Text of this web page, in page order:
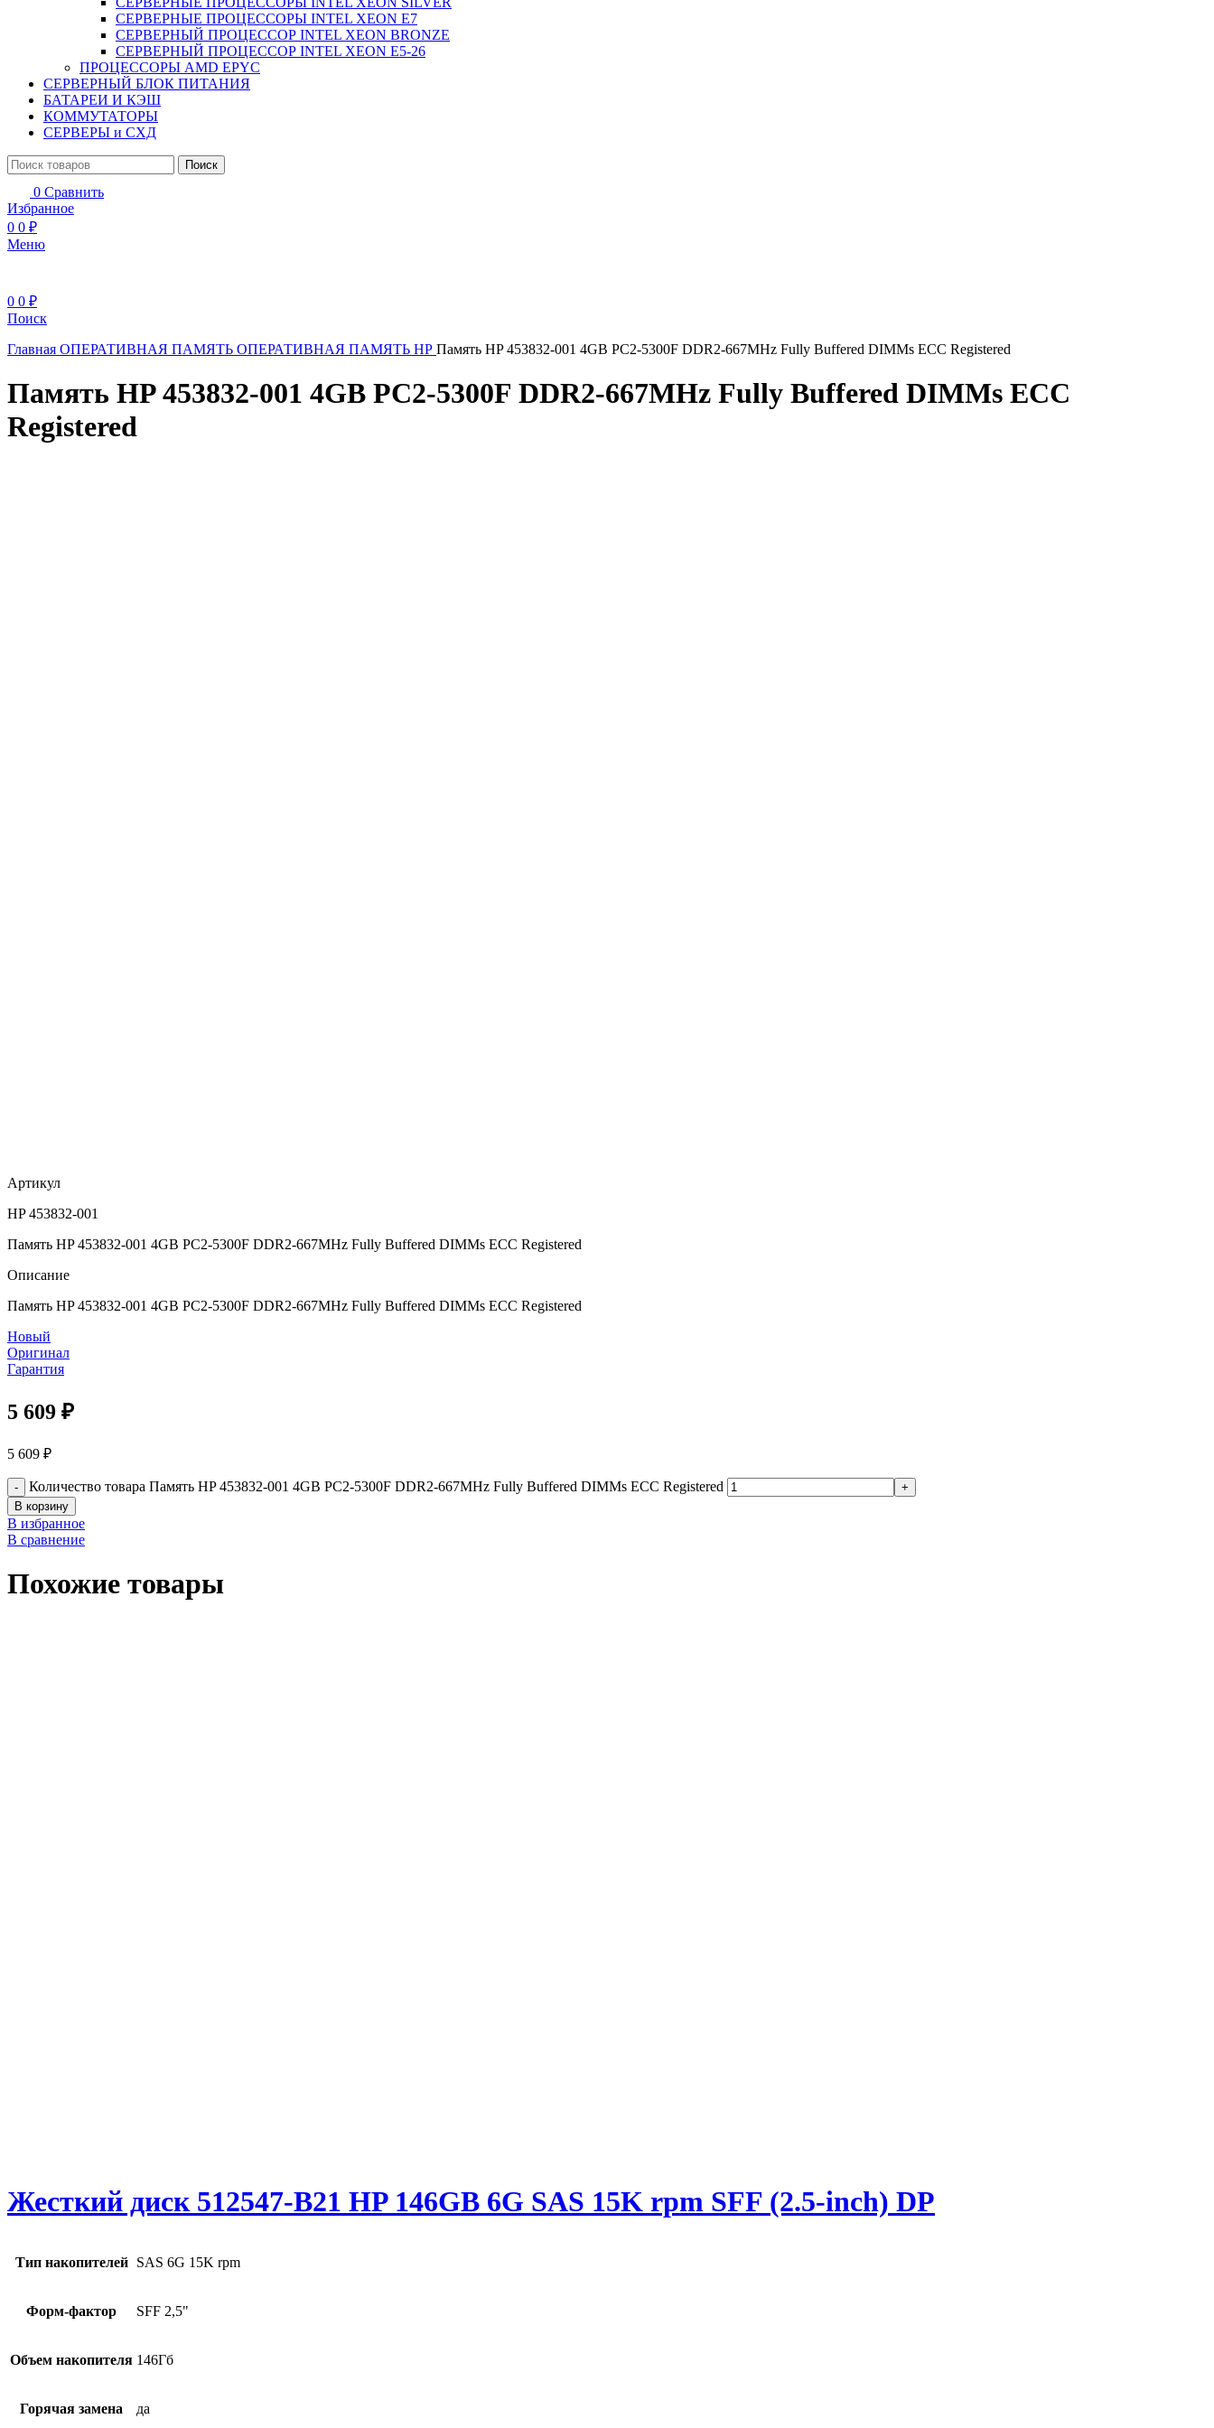
СЕРВЕРНЫЕ ПРОЦЕССОРЫ INTEL XEON Е7
СЕРВЕРНЫЙ ПРОЦЕССОР INTEL XEON BRONZE
СЕРВЕРНЫЙ ПРОЦЕССОР INTEL XEON Е5-26
ПРОЦЕССОРЫ AMD EPYC
СЕРВЕРНЫЙ БЛОК ПИТАНИЯ
БАТАРЕИ И КЭШ
КОММУТАТОРЫ
СЕРВЕРЫ и СХД
Поиск
0 Сравнить
Избранное
0 0 ₽
Меню
0 0 ₽
Поиск
Главная ОПЕРАТИВНАЯ ПАМЯТЬ ОПЕРАТИВНАЯ ПАМЯТЬ НР Память HP 453832-001 4GB PC2-5300F DDR2-667MHz Fully Buffered DIMMs ECC Registered
Память HP 453832-001 4GB PC2-5300F DDR2-667MHz Fully Buffered DIMMs ECC
Registered
Артикул
HP 453832-001
Память HP 453832-001 4GB PC2-5300F DDR2-667MHz Fully Buffered DIMMs ECC Registered
Описание
Память HP 453832-001 4GB PC2-5300F DDR2-667MHz Fully Buffered DIMMs ECC Registered
Новый
Оригинал
Гарантия
5 609 ₽
5 609 ₽
Количество товара Память HP 453832-001 4GB PC2-5300F DDR2-667MHz Fully Buffered DIMMs ECC Registered
В корзину
В избранное
В сравнение
Похожие товары
Жесткий диск 512547-B21 HP 146GB 6G SAS 15K rpm SFF (2.5-inch) DP
Тип накопителей SAS 6G 15K rpm
Форм-фактор SFF 2,5"
Объем накопителя 146Гб
Горячая замена да